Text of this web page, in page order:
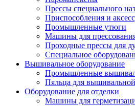
Прессы специального
Приспособления и
Промышленные утюги
Машины для
Проходные прессы для
Специальное
Вышивальное оборудование
Промышленные
Пяльца для
Оборудование для отделки
Машины для